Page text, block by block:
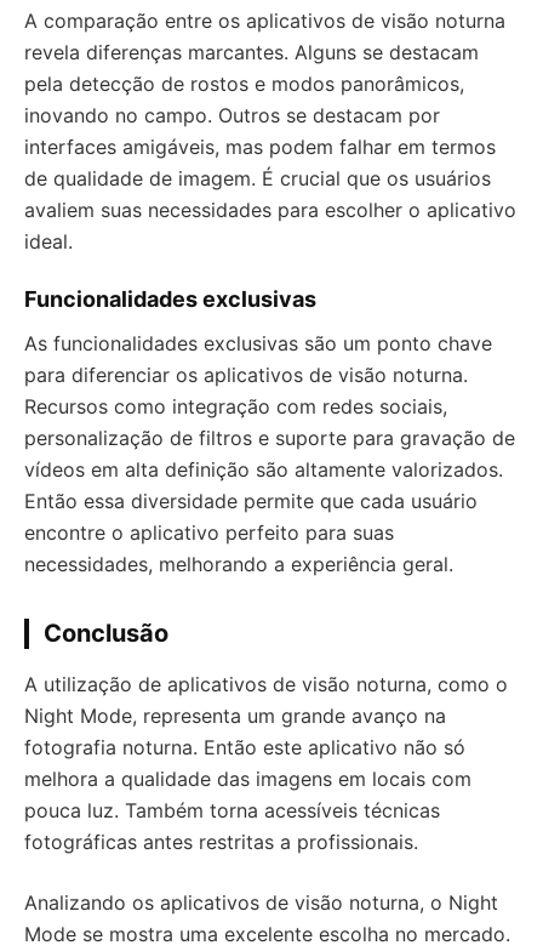
A comparação entre os aplicativos de visão noturna
revela diferenças marcantes. Alguns se destacam
pela detecção de rostos e modos panorâmicos,
inovando no campo. Outros se destacam por
interfaces amigáveis, mas podem falhar em termos
de qualidade de imagem. É crucial que os usuários
avaliem suas necessidades para escolher o aplicativo
ideal.
Funcionalidades exclusivas
As funcionalidades exclusivas são um ponto chave
para diferenciar os aplicativos de visão noturna.
Recursos como integração com redes sociais,
personalização de filtros e suporte para gravação de
vídeos em alta definição são altamente valorizados.
Então essa diversidade permite que cada usuário
encontre o aplicativo perfeito para suas
necessidades, melhorando a experiência geral.
Conclusão
A utilização de aplicativos de visão noturna, como o
Night Mode, representa um grande avanço na
fotografia noturna. Então este aplicativo não só
melhora a qualidade das imagens em locais com
pouca luz. Também torna acessíveis técnicas
fotográficas antes restritas a profissionais.
Analizando os aplicativos de visão noturna, o Night
Mode se mostra uma excelente escolha no mercado.